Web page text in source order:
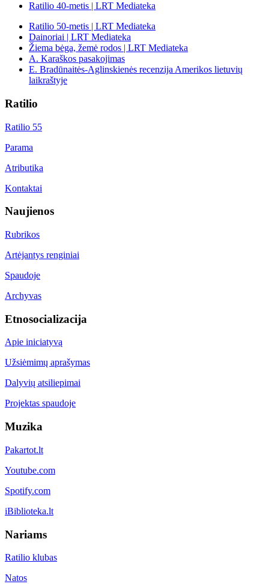
Ratilio 40-metis | LRT Mediateka
Ratilio 50-metis | LRT Mediateka
Dainoriai | LRT Mediateka
Žiema bėga, žemė rodos | LRT Mediateka
A. Karaškos pasakojimas
E. Bradūnaitės-Aglinskienės recenzija Amerikos lietuvių
laikraštyje
Ratilio
Ratilio 55
Parama
Atributika
Kontaktai
Naujienos
Rubrikos
Artėjantys renginiai
Spaudoje
Archyvas
Etnosocializacija
Apie iniciatyvą
Užsiėmimų aprašymas
Dalyvių atsiliepimai
Projektas spaudoje
Muzika
Pakartot.lt
Youtube.com
Spotify.com
iBiblioteka.lt
Nariams
Ratilio klubas
Natos